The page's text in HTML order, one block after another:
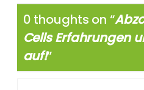
0 thoughts on “
Cells Erfahrungen
auf!”